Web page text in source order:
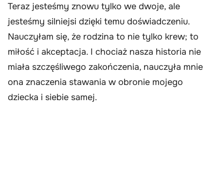
Teraz jesteśmy znowu tylko we dwoje, ale
jesteśmy silniejsi dzięki temu doświadczeniu.
Nauczyłam się, że rodzina to nie tylko krew; to
miłość i akceptacja. I chociaż nasza historia nie
miała szczęśliwego zakończenia, nauczyła mnie
ona znaczenia stawania w obronie mojego
dziecka i siebie samej.